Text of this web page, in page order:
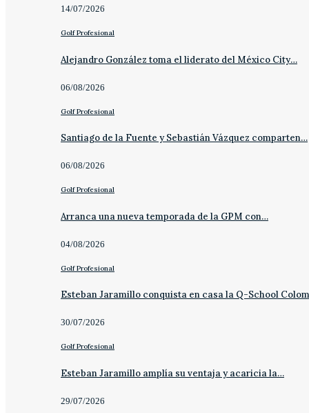
14/07/2026
Golf Profesional
Alejandro González toma el liderato del México City…
06/08/2026
Golf Profesional
Santiago de la Fuente y Sebastián Vázquez comparten…
06/08/2026
Golf Profesional
Arranca una nueva temporada de la GPM con…
04/08/2026
Golf Profesional
Esteban Jaramillo conquista en casa la Q-School
30/07/2026
Golf Profesional
Esteban Jaramillo amplía su ventaja y acaricia la…
29/07/2026